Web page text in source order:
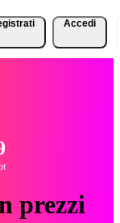
Accedi
prezzi